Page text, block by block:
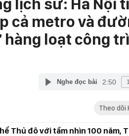
lịch sử: Hà Nội
cả metro và
loạt công
Nghe đọc bài 2:50
Theo dõi
Thủ đô với tầm nhìn 100 năm,